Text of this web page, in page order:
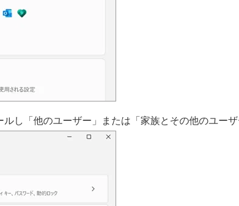
し「他のユーザー」または「家族とその他のユーザ